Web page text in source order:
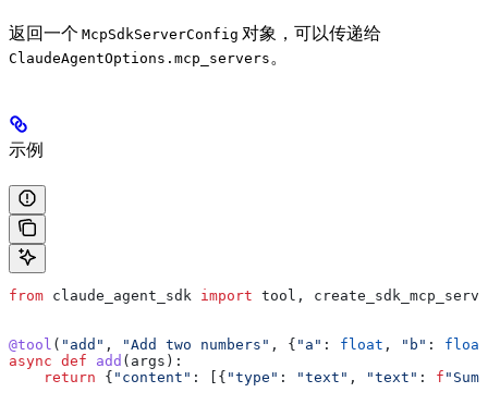
返回一个 McpSdkServerConfig 对象，可以传递给
ClaudeAgentOptions.mcp_servers 。
示例
from claude_agent_sdk import tool,
@tool ( "add" , "Add two numbers" , { "a" : float , "b" : float
async def add ( args ):
    return
{ "content" : [{ "type" : "text" , "text" : f